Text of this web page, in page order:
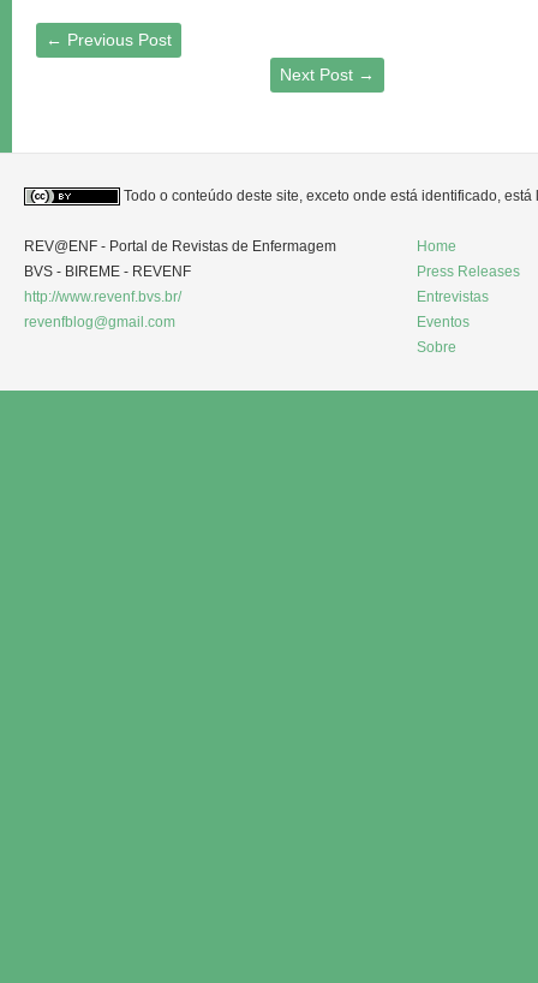
← Previous Post
Next Post →
Todo o conteúdo deste site, exceto onde está identificado,
REV@ENF - Portal de Revistas de Enfermagem
BVS - BIREME - REVENF
http://www.revenf.bvs.br/
revenfblog@gmail.com
Home
Press Releases
Entrevistas
Eventos
Sobre